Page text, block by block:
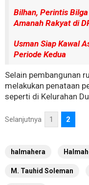
Bilhan, Perintis
Amanah Rakyat di
Usman Siap Kawal
Periode Kedua
Selain pembangunan
melakukan penataan
seperti di Kelurahan
Selanjutnya 1 2
halmahera
M. Tauhid Soleman